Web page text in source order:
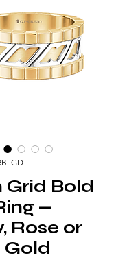
Grid Bold
—
Rose or